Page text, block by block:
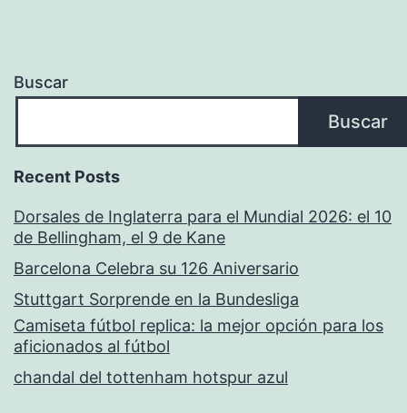
Buscar
Buscar
Recent Posts
Dorsales de Inglaterra para el Mundial 2026: el 10
de Bellingham, el 9 de Kane
Barcelona Celebra su 126 Aniversario
Stuttgart Sorprende en la Bundesliga
Camiseta fútbol replica: la mejor opción para los
aficionados al fútbol
chandal del tottenham hotspur azul